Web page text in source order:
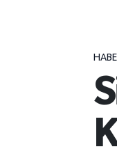
ÖZEL HABER
RESMİ